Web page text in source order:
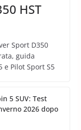
HST
Sport D350
guida
e Pilot Sport S5
5 SUV: Test
2026 dopo